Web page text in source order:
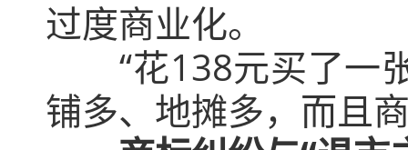
过度商业化。
“花138元买了一
铺多、地摊多，而且